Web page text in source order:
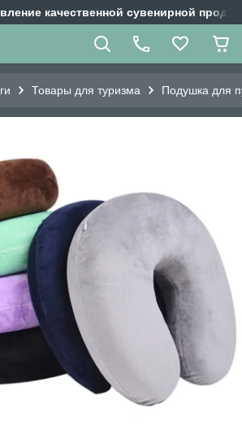
качественной сувенирной
Товары для туризма Подушка для